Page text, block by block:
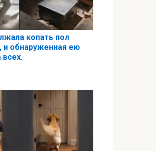
копать пол
и обнаруженная ею
всех.